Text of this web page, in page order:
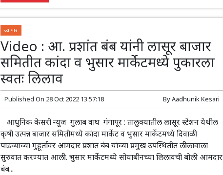
व्यापार
Video : आ. प्रशांत बंब यांनी लासूर बाजार
समितीत कांदा व भुसार मार्केटमध्ये पुकारला
स्वतः लिलाव
Published On 28 Oct 2022 13:57:18 ByAadhunik Kesari
आधुनिक केसरी न्यूज गुलाब वाघ गंगापूर : तालुक्यातील लासूर स्टेशन येथील
कृषी उत्पन्न बाजार समितीमध्ये कांदा मार्केट व भुसार मार्केटमध्ये दिवाळी
पाडव्याच्या मुहूर्तावर आमदार प्रशांत बंब यांच्या प्रमुख उपस्थितीत लीलावाला
सुरुवात करण्यात आली. भुसार मार्केटमध्ये सोयाबीनच्या लिलावची बोली आमदार
बंब...